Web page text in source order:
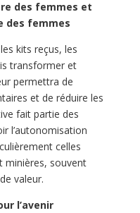
des femmes et
des femmes
kits reçus, les
transformer et
permettra de
et de réduire les
fait partie des
l’autonomisation
celles
minières, souvent
valeur.
l’avenir